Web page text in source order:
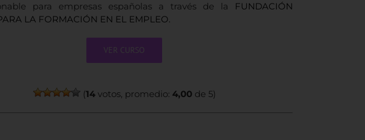
para empresas españolas a través de la
FUNDACIÓN
LA FORMACIÓN EN EL EMPLEO.
VER CURSO
(14votos, promedio: 4,00de 5)